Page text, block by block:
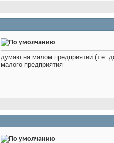
думаю на малом предприятии (т.е.
малого предприятия